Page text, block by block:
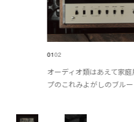
0102
オーディオ類はあえて家
プのこれみよがしのブル